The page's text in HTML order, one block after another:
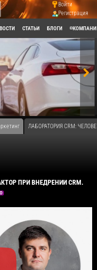
Войти
Регистрация
СТАТЬИ БЛОГИ
ЛАБОРАТОРИЯ CRM:
ПРИ ВНЕДРЕНИИ CRM.